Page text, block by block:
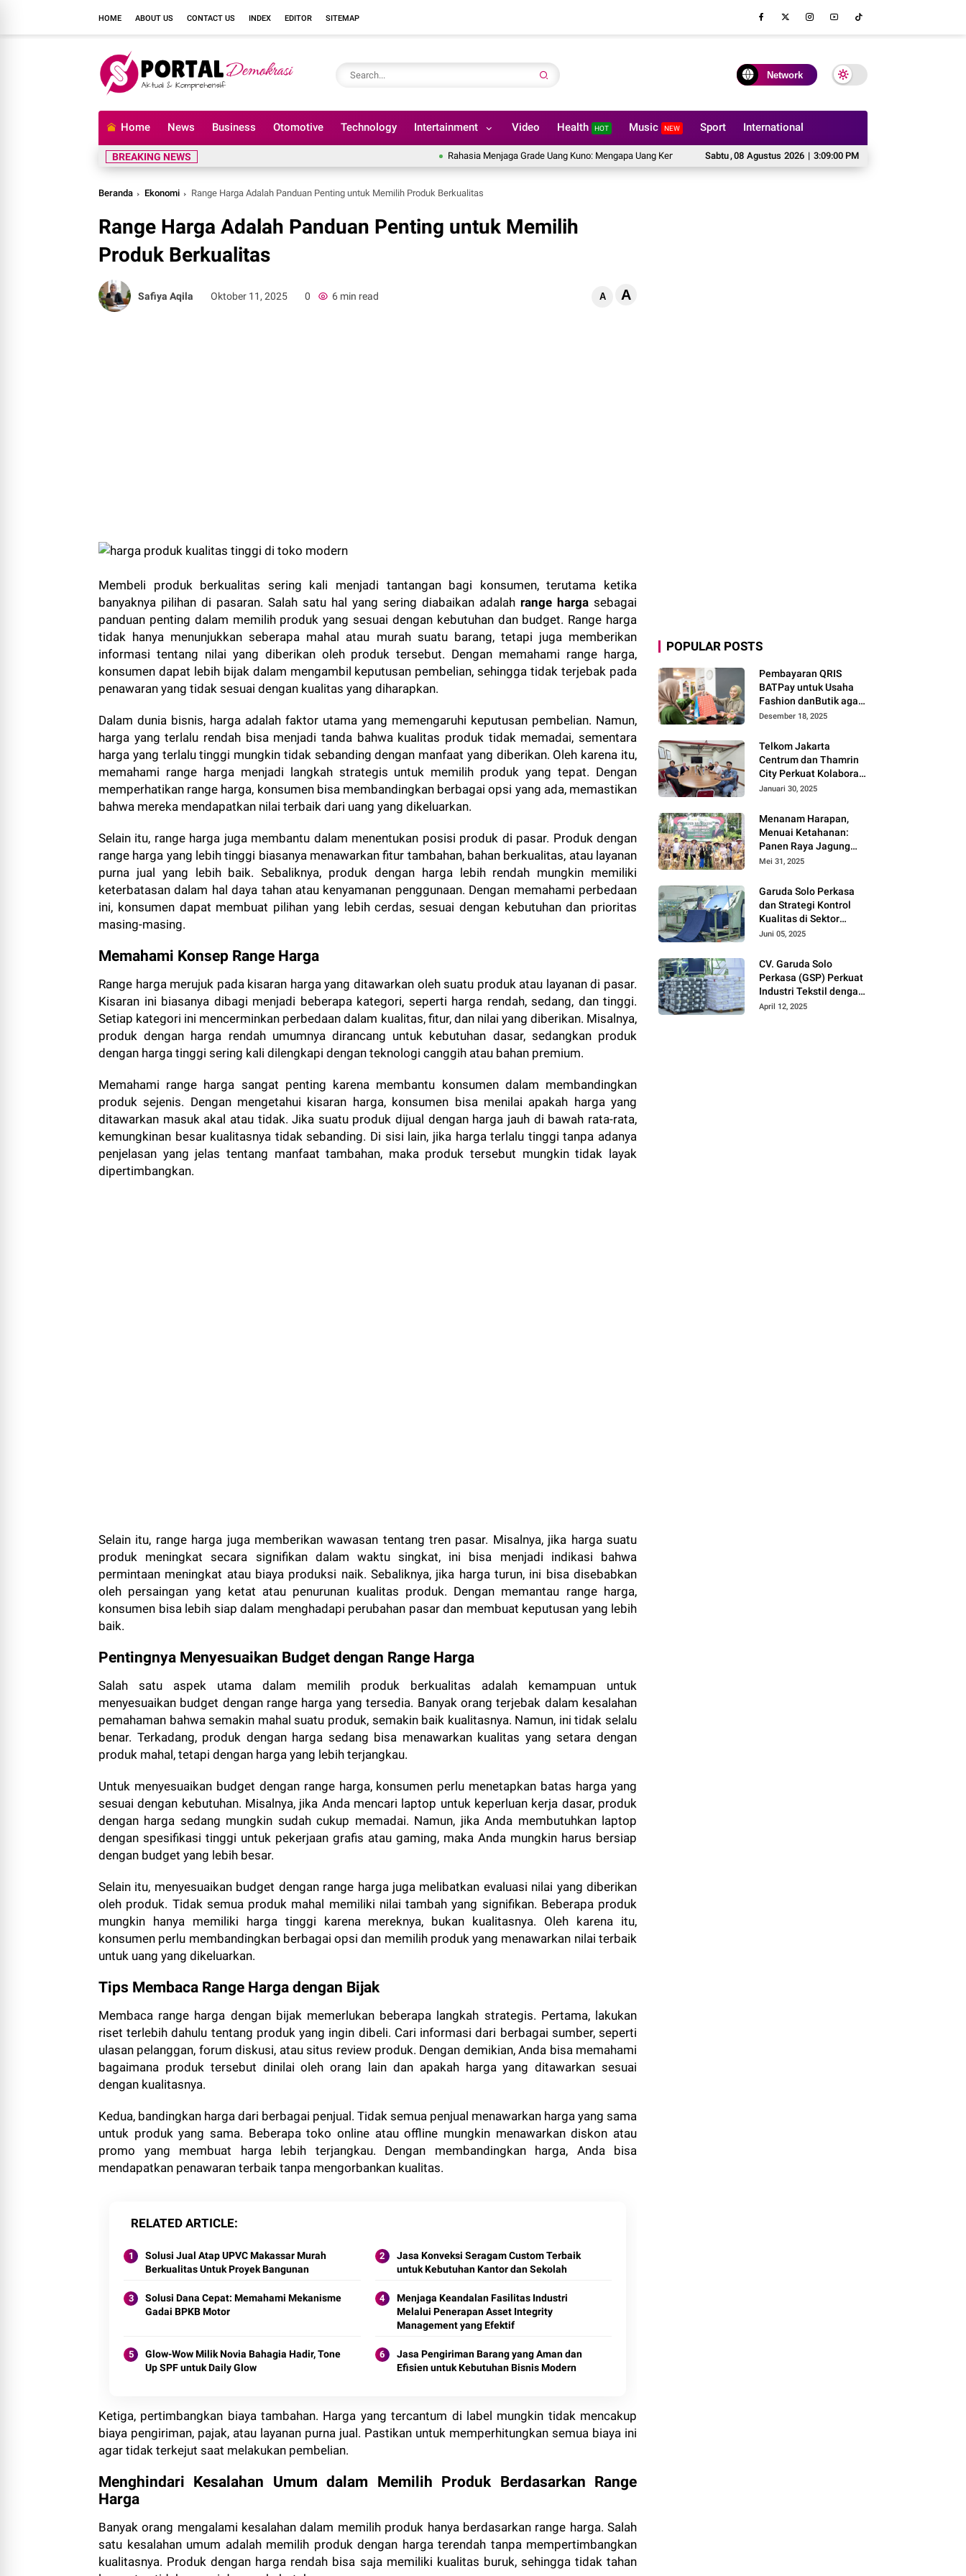
HOME ABOUT US CONTACT US INDEX EDITOR SITEMAP
Network
Home News Business Otomotive Technology Intertainment Video Health HOT Music NEW Sport International
Sabtu,08 Agustus 2026 | 3:09:01 PM
BREAKING NEWS Rahasia Menjaga Grade Uang Kuno: Mengapa Uang Kertas Tidak Boleh Dilipat? Hal yang Harus Dipertimbangkan Sebelum
Beranda Ekonomi Range Harga Adalah Panduan Penting untuk Memilih Produk Berkualitas
Range Harga Adalah Panduan Penting untuk Memilih
Produk Berkualitas
Safiya Aqila Oktober 11, 2025 0 6 min read A A
Membeli produk berkualitas sering kali menjadi tantangan bagi konsumen, terutama ketika
banyaknya pilihan di pasaran. Salah satu hal yang sering diabaikan adalah range harga sebagai
panduan penting dalam memilih produk yang sesuai dengan kebutuhan dan budget. Range harga
tidak hanya menunjukkan seberapa mahal atau murah suatu barang, tetapi juga memberikan
informasi tentang nilai yang diberikan oleh produk tersebut. Dengan memahami range harga,
konsumen dapat lebih bijak dalam mengambil keputusan pembelian, sehingga tidak terjebak pada
penawaran yang tidak sesuai dengan kualitas yang diharapkan.
Dalam dunia bisnis, harga adalah faktor utama yang memengaruhi keputusan pembelian. Namun,
harga yang terlalu rendah bisa menjadi tanda bahwa kualitas produk tidak memadai, sementara
harga yang terlalu tinggi mungkin tidak sebanding dengan manfaat yang diberikan. Oleh karena itu,
memahami range harga menjadi langkah strategis untuk memilih produk yang tepat. Dengan
memperhatikan range harga, konsumen bisa membandingkan berbagai opsi yang ada, memastikan
bahwa mereka mendapatkan nilai terbaik dari uang yang dikeluarkan.
Selain itu, range harga juga membantu dalam menentukan posisi produk di pasar. Produk dengan
range harga yang lebih tinggi biasanya menawarkan fitur tambahan, bahan berkualitas, atau layanan
purna jual yang lebih baik. Sebaliknya, produk dengan harga lebih rendah mungkin memiliki
keterbatasan dalam hal daya tahan atau kenyamanan penggunaan. Dengan memahami perbedaan
ini, konsumen dapat membuat pilihan yang lebih cerdas, sesuai dengan kebutuhan dan prioritas
masing-masing.
Memahami Konsep Range Harga
Range harga merujuk pada kisaran harga yang ditawarkan oleh suatu produk atau layanan di pasar.
Kisaran ini biasanya dibagi menjadi beberapa kategori, seperti harga rendah, sedang, dan tinggi.
Setiap kategori ini mencerminkan perbedaan dalam kualitas, fitur, dan nilai yang diberikan. Misalnya,
produk dengan harga rendah umumnya dirancang untuk kebutuhan dasar, sedangkan produk
dengan harga tinggi sering kali dilengkapi dengan teknologi canggih atau bahan premium.
Memahami range harga sangat penting karena membantu konsumen dalam membandingkan
produk sejenis. Dengan mengetahui kisaran harga, konsumen bisa menilai apakah harga yang
ditawarkan masuk akal atau tidak. Jika suatu produk dijual dengan harga jauh di bawah rata-rata,
kemungkinan besar kualitasnya tidak sebanding. Di sisi lain, jika harga terlalu tinggi tanpa adanya
penjelasan yang jelas tentang manfaat tambahan, maka produk tersebut mungkin tidak layak
dipertimbangkan.
Selain itu, range harga juga memberikan wawasan tentang tren pasar. Misalnya, jika harga suatu
produk meningkat secara signifikan dalam waktu singkat, ini bisa menjadi indikasi bahwa
permintaan meningkat atau biaya produksi naik. Sebaliknya, jika harga turun, ini bisa disebabkan
oleh persaingan yang ketat atau penurunan kualitas produk. Dengan memantau range harga,
konsumen bisa lebih siap dalam menghadapi perubahan pasar dan membuat keputusan yang lebih
baik.
Pentingnya Menyesuaikan Budget dengan Range Harga
Salah satu aspek utama dalam memilih produk berkualitas adalah kemampuan untuk
menyesuaikan budget dengan range harga yang tersedia. Banyak orang terjebak dalam kesalahan
pemahaman bahwa semakin mahal suatu produk, semakin baik kualitasnya. Namun, ini tidak selalu
benar. Terkadang, produk dengan harga sedang bisa menawarkan kualitas yang setara dengan
produk mahal, tetapi dengan harga yang lebih terjangkau.
Untuk menyesuaikan budget dengan range harga, konsumen perlu menetapkan batas harga yang
sesuai dengan kebutuhan. Misalnya, jika Anda mencari laptop untuk keperluan kerja dasar, produk
dengan harga sedang mungkin sudah cukup memadai. Namun, jika Anda membutuhkan laptop
dengan spesifikasi tinggi untuk pekerjaan grafis atau gaming, maka Anda mungkin harus bersiap
dengan budget yang lebih besar.
Selain itu, menyesuaikan budget dengan range harga juga melibatkan evaluasi nilai yang diberikan
oleh produk. Tidak semua produk mahal memiliki nilai tambah yang signifikan. Beberapa produk
mungkin hanya memiliki harga tinggi karena mereknya, bukan kualitasnya. Oleh karena itu,
konsumen perlu membandingkan berbagai opsi dan memilih produk yang menawarkan nilai terbaik
untuk uang yang dikeluarkan.
Tips Membaca Range Harga dengan Bijak
Membaca range harga dengan bijak memerlukan beberapa langkah strategis. Pertama, lakukan
riset terlebih dahulu tentang produk yang ingin dibeli. Cari informasi dari berbagai sumber, seperti
ulasan pelanggan, forum diskusi, atau situs review produk. Dengan demikian, Anda bisa memahami
bagaimana produk tersebut dinilai oleh orang lain dan apakah harga yang ditawarkan sesuai
dengan kualitasnya.
Kedua, bandingkan harga dari berbagai penjual. Tidak semua penjual menawarkan harga yang sama
untuk produk yang sama. Beberapa toko online atau offline mungkin menawarkan diskon atau
promo yang membuat harga lebih terjangkau. Dengan membandingkan harga, Anda bisa
mendapatkan penawaran terbaik tanpa mengorbankan kualitas.
RELATED ARTICLE
Solusi Jual Atap UPVC Makassar Murah
Berkualitas Untuk Proyek Bangunan
Jasa Konveksi Seragam Custom Terbaik
untuk Kebutuhan Kantor dan Sekolah
Solusi Dana Cepat: Memahami Mekanisme
Gadai BPKB Motor
Menjaga Keandalan Fasilitas Industri
Melalui Penerapan Asset Integrity
Management yang Efektif
Glow-Wow Milik Novia Bahagia Hadir, Tone
Up SPF untuk Daily Glow
Jasa Pengiriman Barang yang Aman dan
Efisien untuk Kebutuhan Bisnis Modern
Ketiga, pertimbangkan biaya tambahan. Harga yang tercantum di label mungkin tidak mencakup
biaya pengiriman, pajak, atau layanan purna jual. Pastikan untuk memperhitungkan semua biaya ini
agar tidak terkejut saat melakukan pembelian.
Menghindari Kesalahan Umum dalam Memilih Produk Berdasarkan Range
Harga
Banyak orang mengalami kesalahan dalam memilih produk hanya berdasarkan range harga. Salah
satu kesalahan umum adalah memilih produk dengan harga terendah tanpa mempertimbangkan
kualitasnya. Produk dengan harga rendah bisa saja memiliki kualitas buruk, sehingga tidak tahan
POPULAR POSTS
Pembayaran QRIS
BATPay untuk Usaha
Fashion danButik agar
Transaksi Lebih Cepat
Desember 18, 2025
Telkom Jakarta
Centrum dan Thamrin
City Perkuat Kolaborasi
Kawasan Bisnis dan
Januari 30, 2025
Menanam Harapan,
Menuai Ketahanan:
Panen Raya Jagung
Warnai Sinergi Polres
Moutong
Mei 31, 2025
Garuda Solo Perkasa
dan Strategi Kontrol
Kualitas di Sektor
Tekstil
Juni 05, 2025
CV. Garuda Solo
Perkasa (GSP) Perkuat
Industri Tekstil dengan
Produksi Kain Greige
April 12, 2025